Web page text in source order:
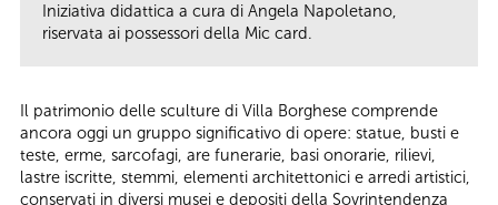
Iniziativa didattica a cura di Angela Napoletano,
riservata ai possessori della Mic card.
Il patrimonio delle sculture di Villa Borghese comprende
ancora oggi un gruppo significativo di opere: statue, busti e
teste, erme, sarcofagi, are funerarie, basi onorarie, rilievi,
lastre iscritte, stemmi, elementi architettonici e arredi artistici,
conservati in diversi musei e depositi della Sovrintendenza